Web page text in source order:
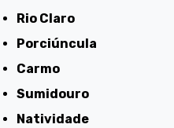
Rio Claro
Porciúncula
Carmo
Sumidouro
Natividade